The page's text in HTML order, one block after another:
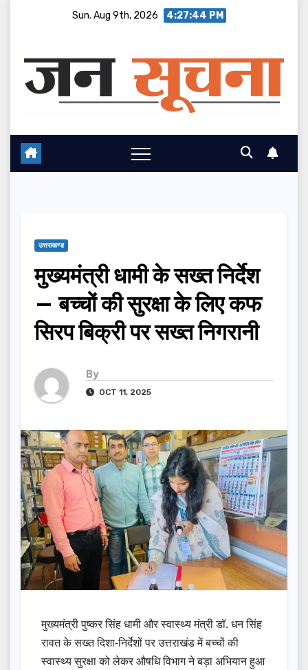
Sun. Aug 9th, 2026 4:27:45 PM
उत्तराखण्ड
मुख्यमंत्री धामी के सख्त निर्देश
— बच्चों की सुरक्षा के लिए कफ
सिरप बिक्री पर सख्त निगरानी
By
OCT 11, 2025
मुख्यमंत्री पुष्कर सिंह धामी और स्वास्थ्य मंत्री डॉ. धन सिंह
रावत के सख्त दिशा-निर्देशों पर उत्तराखंड में बच्चों की
स्वास्थ्य सुरक्षा को लेकर औषधि विभाग ने बड़ा अभियान हुआ